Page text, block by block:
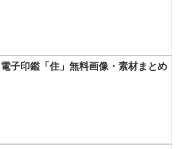
電子印鑑「住」無料画像・素材まとめ